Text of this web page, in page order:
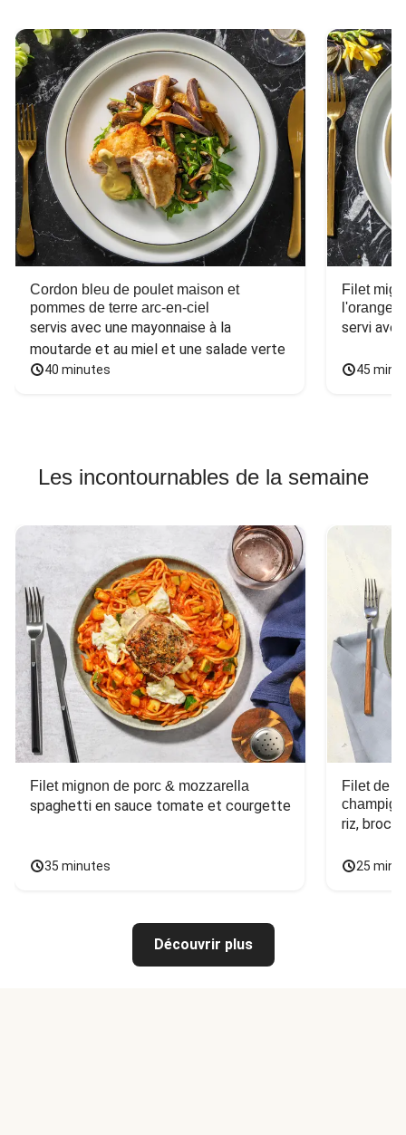
Cordon bleu de poulet maison et
pommes de terre arc-en-ciel
servis avec une mayonnaise à la
moutarde et au miel et une salade verte
40 minutes
Filet
l'orange
servi
45
Les incontournables de la semaine
Filet mignon de porc & mozzarella
spaghetti en sauce tomate et courgette
35 minutes
Filet de
riz,
25
Découvrir plus